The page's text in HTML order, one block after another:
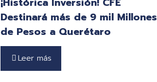
Destinará más de 9 mil Millones
de Pesos a Querétaro
Leer más